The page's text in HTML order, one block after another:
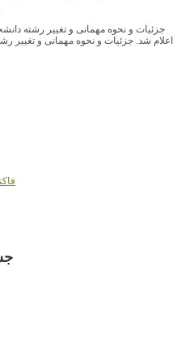
جزئیات و نحوه مهمانی و تغییر رشته
اعلام شد. جزئیات و نحوه مهمانی و تغییر